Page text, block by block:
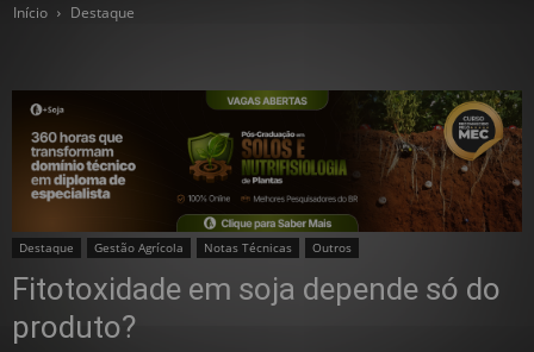
Início Destaque
Destaque Gestão Agrícola Notas Técnicas Outros
Fitotoxidade em soja depende só do
produto?